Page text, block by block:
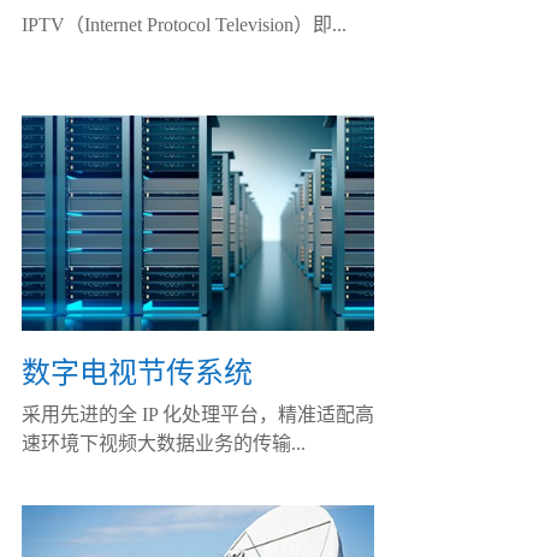
IPTV（Internet Protocol Television）即...
数字电视节传系统
采用先进的全 IP 化处理平台，精准适配高
速环境下视频大数据业务的传输...